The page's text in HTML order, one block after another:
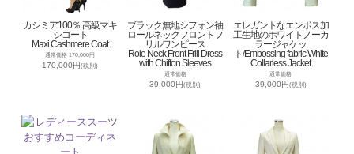
カシミア100％ 高級マキ
シコート
Maxi Cashmere Coat
通常価格 170,000円
170,000円(税別)
ブラック無地シフォン袖
ロールネックフロントフ
リルワンピース
Role Neck Front Frill Dress
with Chiffon Sleeves
通常価格
39,000円(税別)
エレガントなエンボス加
工生地のホワイトノーカ
ラージャケッ
ト/Embossing fabric White
Collarless Jacket
通常価格
39,000円(税別)